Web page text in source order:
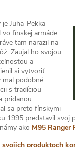
Juha-Pekka
vo fínskej armáde
tam narazil na
Zaujal ho svojou
a
si vytvoriť
mal podobné
s tradíciou
pridanou
sa preto fínskymi
1995 predstavil svoj
ako M95 Ranger
svojich produktoch